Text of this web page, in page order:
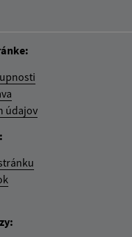
údajov